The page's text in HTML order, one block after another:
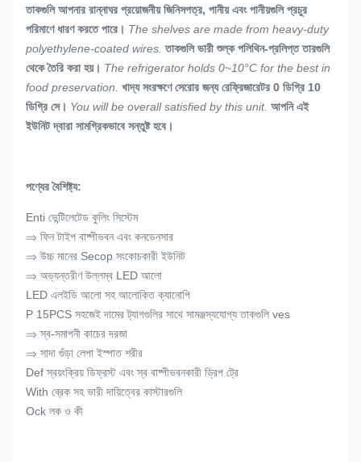
তাকগুলি আপনার রান্নাঘর প্রয়োজনীয় জিনিসপত্র, পানীয় এবং পানীয়গুলি প্রচুর
পরিমাণে ধারণ করতে পারে। The shelves are made from heavy-duty
polyethylene-coated wires. তাকগুলি ভারী শুল্ক পলিথিন-প্রলিপ্ত তারগুলি
থেকে তৈরি করা হয়। The refrigerator holds 0~10°C for the best in
food preservation. খাদ্য সংরক্ষণে সেরাের জন্য রেফ্রিজারেটর 0 ডিগ্রি 10
ডিগ্রি সে। You will be overall satisfied by this unit. আপনি এই
ইউনিট দ্বারা সামগ্রিকভাবে সন্তুষ্ট হবে।
পণ্যের বৈশিষ্ট্য:
Enti ভেন্টিলেটেড কুলিং সিস্টেম
⇒ ফিন টাইপ বাষ্পীভবন এবং কনডেনসার
⇒ উচ্চ মানের Secop সংকোচকারী ইউনিট
⇒ অভ্যন্তরীণ উল্লম্ব LED আলো
LED এলইডি আলো সহ আলোকিত ক্যানোপি
P 15PCS সহজেই দামের ট্যাগগুলির সাথে সামঞ্জস্যযোগ্য তাকগুলি ves
⇒ স্ব-সমাপনী কাচের দরজা
⇒ সাদা গুঁড়া লেপা ইস্পাত শরীর
Def স্বয়ংক্রিয় ডিফ্রস্ট এবং স্ব বাষ্পীভবনকারী ড্রিপ ট্রে
With ব্রেক সহ ভারী দায়িত্বের কাস্টারগুলি
Ock লক ও কী